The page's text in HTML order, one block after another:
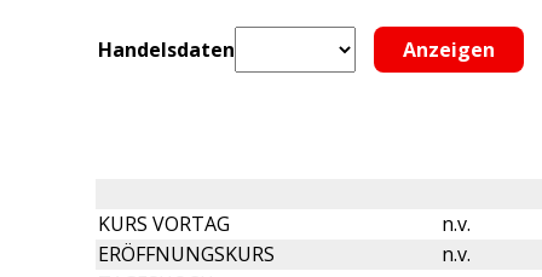
Handelsdaten
KURS VORTAG
n.v.
ERÖFFNUNGSKURS
n.v.